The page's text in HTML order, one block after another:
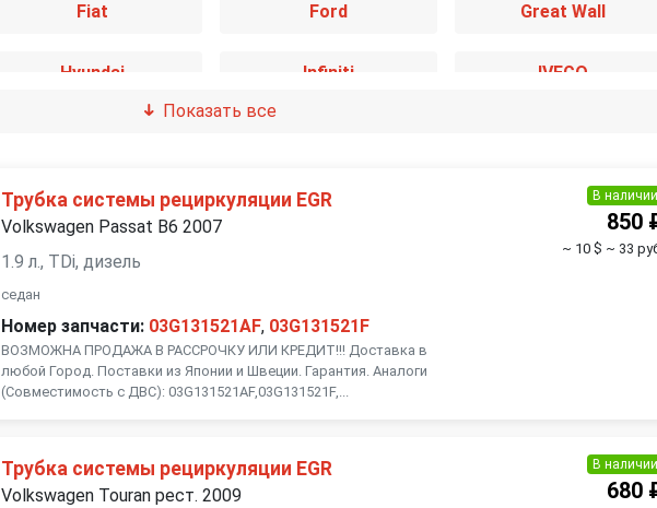
Fiat Ford Great Wall
Hyundai Infiniti IVECO
Lexus Mazda Mercedes-Benz
Mitsubishi Opel
Porsche Renault
Skoda Smart
Показать все
Трубка системы рециркуляции EGR
Volkswagen Passat B6 2007
1.9 л., TDi, дизель
седан
Номер запчасти: 03G131521AF, 03G131521F
ВОЗМОЖНА ПРОДАЖА В РАССРОЧКУ ИЛИ КРЕДИТ!!! Доставка в
любой Город. Поставки из Японии и Швеции. Гарантия. Аналоги
(Совместимость с ДВС): 03G131521AF,03G131521F,...
В наличии
850
~ 10 $ ~ 33
Трубка системы рециркуляции EGR
Volkswagen Touran рест. 2009
В наличии
680